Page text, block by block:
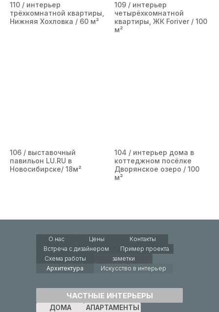
110 / интерьер
трёхкомнатной квартиры,
Нижняя Хохловка / 60 м²
109 / интерьер
четырёхкомнатной
квартиры, ЖК Foriver / 100
м²
106 / выставочный
павильон LU.RU в
Новосибирске/ 18м²
104 / интерьер дома в
коттеджном посёлке
Дворянское озеро / 100
м²
О нас Цены
Контакты
Встреча с дизайнером
Пример проекта
Схема работы
заметки
Архитектура
Искусство в интерьер
ЧАСТНЫЕ ИНТЕРЬЕРЫ
ДОМА
АПАРТАМЕНТЫ